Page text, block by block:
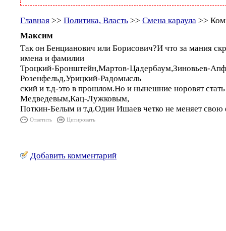
Главная >> Политика, Власть >> Смена караула >>
Максим
Так он Бенцианович или Борисович?И что за мания
имена и фамилии
Троцкий-Бронштейн,Мартов-Цадербаум,Зиновьев-
Розенфельд,Урицкий-Радомысль
ский и т.д-это в прошлом.Но и нынешние норовят
Медведевым,Кац-Лужковым,
Поткин-Белым и т.д.Один Ишаев четко не меняет
Ответить Цитировать
Добавить комментарий